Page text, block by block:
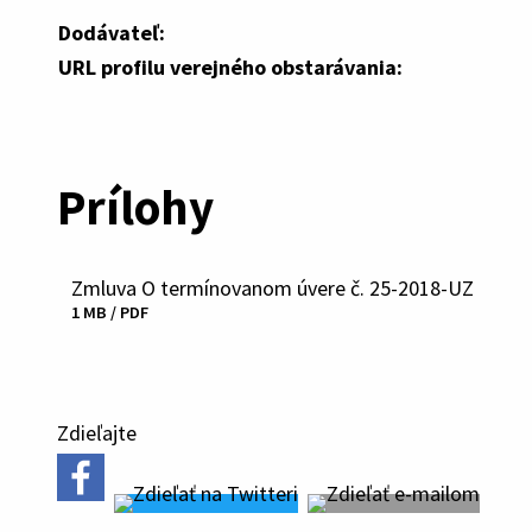
Dodávateľ:
URL profilu verejného obstarávania:
Prílohy
Stiahnuť
Zmluva O termínovanom úvere č. 25-2018-UZ
1 MB / PDF
Zdieľajte